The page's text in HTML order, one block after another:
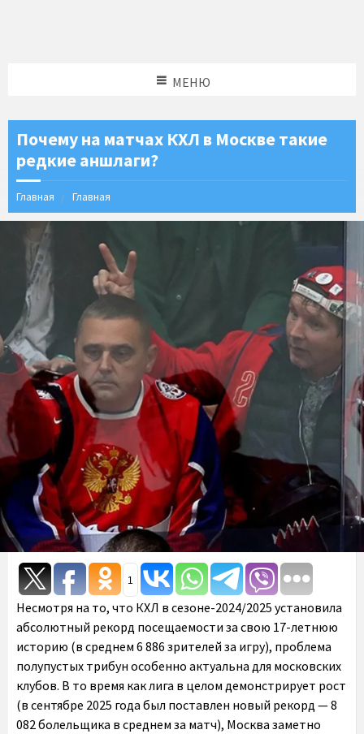
МЕНЮ
Почему на матчах КХЛ в Москве такие
редкие аншлаги?
Главная Главная
1
Несмотря на то, что КХЛ в сезоне-2024/2025 установила
абсолютный рекорд посещаемости за свою 17-летнюю
историю (в среднем 6 886 зрителей за игру), проблема
полупустых трибун особенно актуальна для московских
клубов. В то время как лига в целом демонстрирует рост
(в сентябре 2025 года был поставлен новый рекорд — 8
082 болельщика в среднем за матч), Москва заметно